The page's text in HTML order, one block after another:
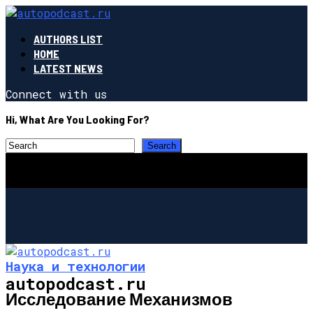
AUTHORS LIST
HOME
LATEST NEWS
Connect with us
Hi, What Are You Looking For?
autopodcast.ru
Наука и технологии
Исследование Механизмов